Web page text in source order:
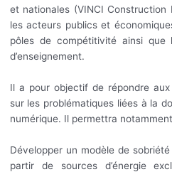
et nationales (VINCI Construction
les acteurs publics et
pôles de compétitivité ainsi
d’enseignement.
Il a pour objectif de répondre
sur les problématiques liées à la
numérique. Il permettra
Développer un modèle de
partir de sources d’énergie